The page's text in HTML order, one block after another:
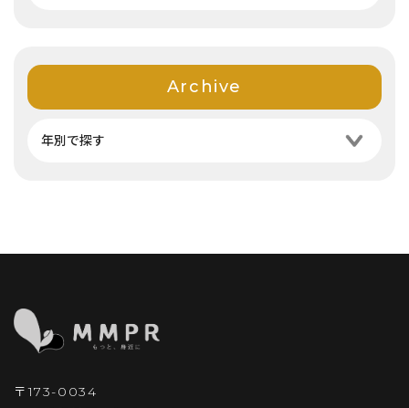
Archive
〒173-0034